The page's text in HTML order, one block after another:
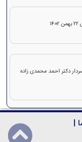
دکتر احمد محمدی زاده
|